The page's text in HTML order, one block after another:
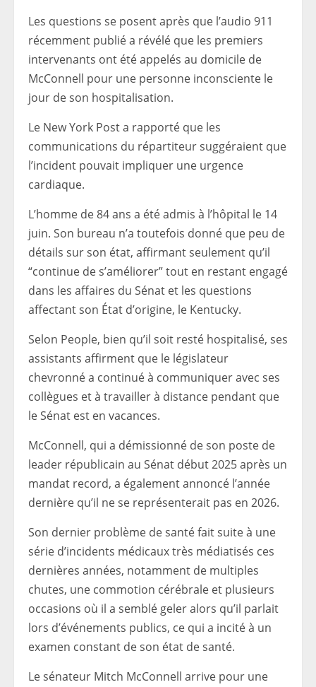
Les questions se posent après que l’audio 911
récemment publié a révélé que les premiers
intervenants ont été appelés au domicile de
McConnell pour une personne inconsciente le
jour de son hospitalisation.
Le New York Post a rapporté que les
communications du répartiteur suggéraient que
l’incident pouvait impliquer une urgence
cardiaque.
L’homme de 84 ans a été admis à l’hôpital le 14
juin. Son bureau n’a toutefois donné que peu de
détails sur son état, affirmant seulement qu’il
“continue de s’améliorer” tout en restant engagé
dans les affaires du Sénat et les questions
affectant son État d’origine, le Kentucky.
Selon People, bien qu’il soit resté hospitalisé, ses
assistants affirment que le législateur
chevronné a continué à communiquer avec ses
collègues et à travailler à distance pendant que
le Sénat est en vacances.
McConnell, qui a démissionné de son poste de
leader républicain au Sénat début 2025 après un
mandat record, a également annoncé l’année
dernière qu’il ne se représenterait pas en 2026.
Son dernier problème de santé fait suite à une
série d’incidents médicaux très médiatisés ces
dernières années, notamment de multiples
chutes, une commotion cérébrale et plusieurs
occasions où il a semblé geler alors qu’il parlait
lors d’événements publics, ce qui a incité à un
examen constant de son état de santé.
Le sénateur Mitch McConnell arrive pour une